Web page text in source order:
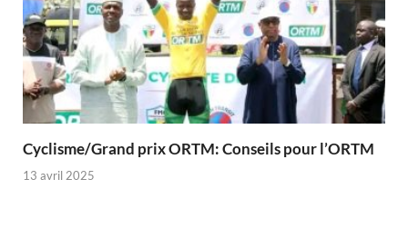
Cyclisme/Grand prix ORTM: Conseils pour l’ORTM
13 avril 2025